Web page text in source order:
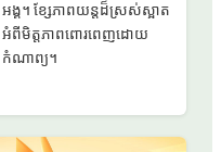
អង្គ។ ខ្សែភាពយន្តដ៏ស្រស់ស្អាត
អំពីមិត្តភាពពោរពេញដោយ
កំណាព្យ។